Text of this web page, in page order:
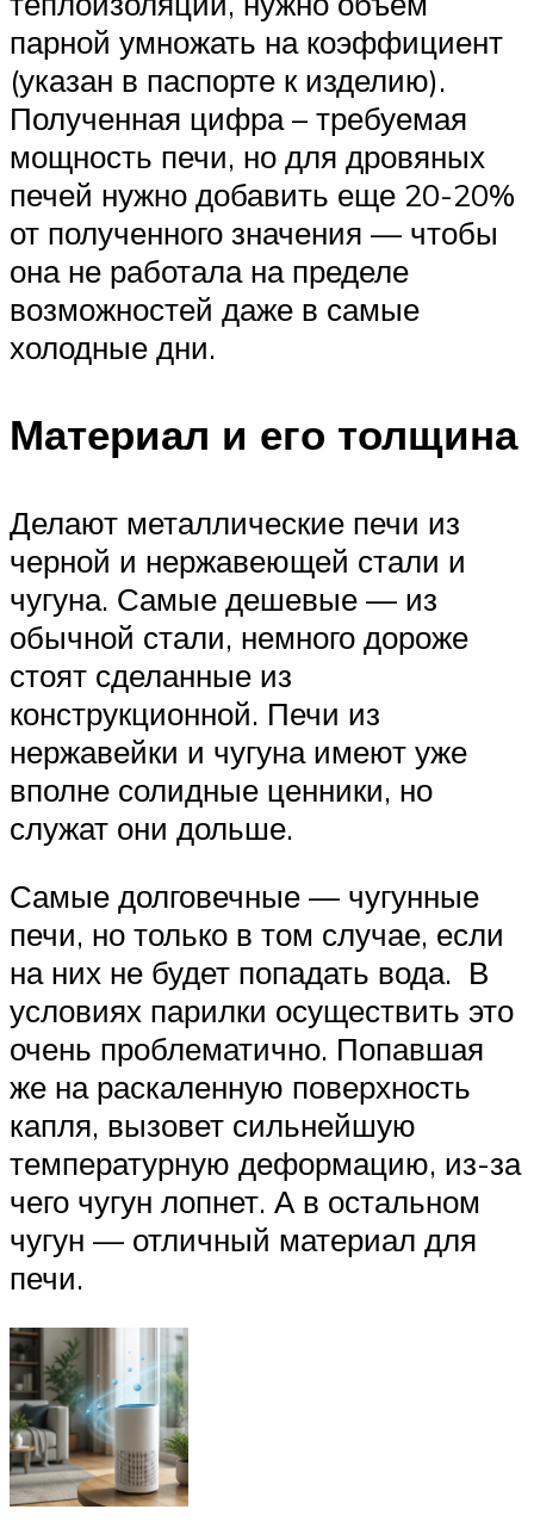
парной умножать на коэффициент
(указан в паспорте к изделию).
Полученная цифра – требуемая
мощность печи, но для дровяных
печей нужно добавить еще 20-20%
от полученного значения — чтобы
она не работала на пределе
возможностей даже в самые
холодные дни.
Материал и его толщина
Делают металлические печи из
черной и нержавеющей стали и
чугуна. Самые дешевые — из
обычной стали, немного дороже
стоят сделанные из
конструкционной. Печи из
нержавейки и чугуна имеют уже
вполне солидные ценники, но
служат они дольше.
Самые долговечные — чугунные
печи, но только в том случае, если
на них не будет попадать вода. В
условиях парилки осуществить это
очень проблематично. Попавшая
же на раскаленную поверхность
капля, вызовет сильнейшую
температурную деформацию, из-за
чего чугун лопнет. А в остальном
чугун — отличный материал для
печи.